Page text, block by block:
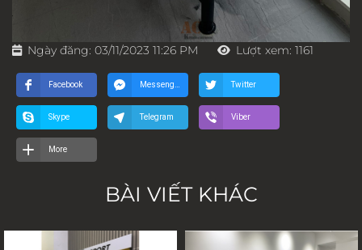
Ngày đăng: 03/11/2023 11:26 PM Lượt xem: 1161
Facebook Twitter
Skype Telegram Viber
More
BÀI VIẾT KHÁC